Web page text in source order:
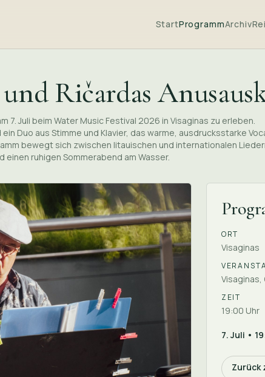
StartProgrammArchiv
Ričardas
7. Juli beim Water Music Festival 2026 in Visaginas zu erleben.
Duo aus Stimme und Klavier, das warme, ausdrucksstarke
bewegt sich zwischen litauischen und internationalen
ruhigen Sommerabend am Wasser.
ORT
Visaginas
ZEIT
19:00 Uhr
7. Juli •
Zurück